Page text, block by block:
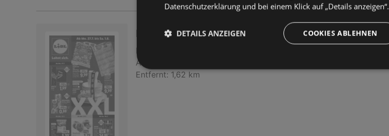
Lidl: Wochenangebote
Prospekt
Abgelaufen am:
Entfernt: 1,62 km
Datenschutzerklärung und bei einem Klick auf „Details anzeigen“.
COOKIES ABLEHNEN
DETAILS ANZEIGEN